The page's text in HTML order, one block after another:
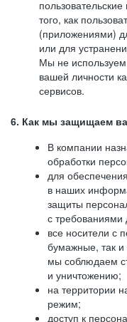
того, как
(приложениями)
или для
Мы не
вашей личности
сервисов.
6. Как мы защищаем
В компании
обработки
для
в наших
защиты
с требованиями
все носители с
бумажные, так и
мы соблюдаем
и уничтожению;
на территории
режим;
доступ к